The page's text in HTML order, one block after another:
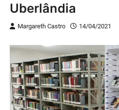
Uberlândia
Margareth Castro 14/04/2021